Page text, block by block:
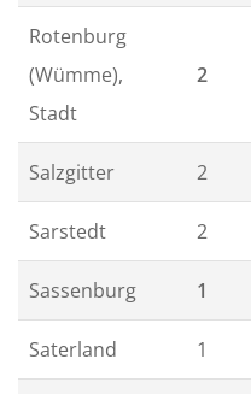
Rotenburg
(Wümme),
Stadt
2
Salzgitter 2
Sarstedt 2
Sassenburg 1
Saterland 1